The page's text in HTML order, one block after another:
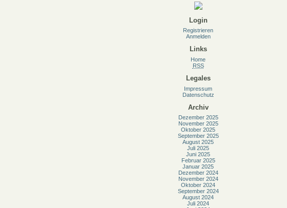
Login
Registrieren
Anmelden
Links
Home
RSS
Legales
Impressum
Datenschutz
Archiv
Dezember 2025
November 2025
Oktober 2025
September 2025
August 2025
Juli 2025
Juni 2025
Februar 2025
Januar 2025
Dezember 2024
November 2024
Oktober 2024
September 2024
August 2024
Juli 2024